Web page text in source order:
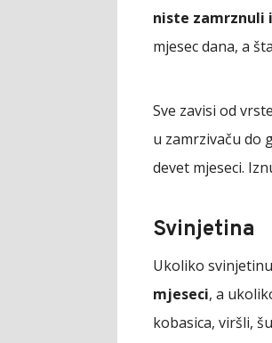
niste zamrznuli
mjesec dana, a
Sve zavisi od
u zamrzivaču do
devet mjeseci.
Svinjetina
Ukoliko
mjeseci, a
kobasica, viršli,